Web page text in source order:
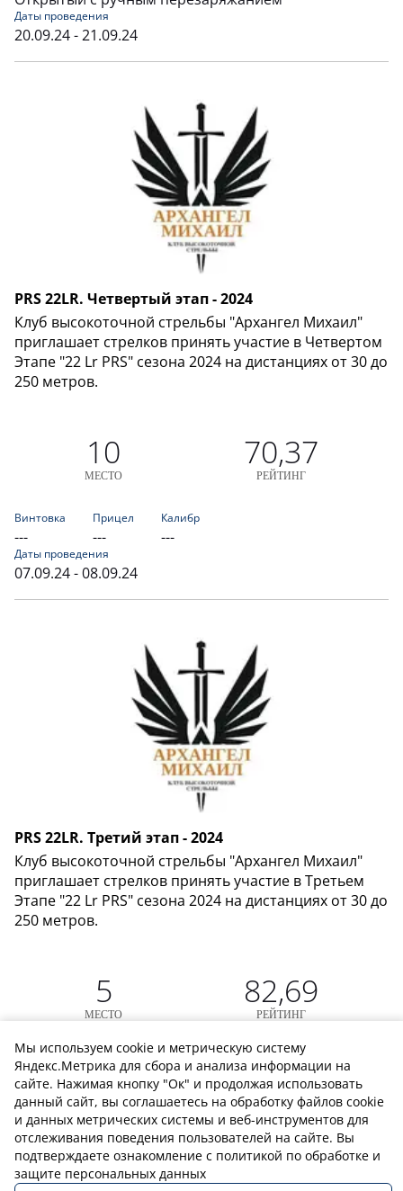
Даты проведения
20.09.24 - 21.09.24
PRS 22LR. Четвертый этап - 2024
Клуб высокоточной стрельбы "Архангел Михаил"
приглашает стрелков принять участие в Четвертом
Этапе "22 Lr PRS" сезона 2024 на дистанциях от 30 до
250 метров.
10
МЕСТО
70,37
РЕЙТИНГ
Винтовка
---
Прицел
---
Калибр
---
Даты проведения
07.09.24 - 08.09.24
PRS 22LR. Третий этап - 2024
Клуб высокоточной стрельбы "Архангел Михаил"
приглашает стрелков принять участие в Третьем
Этапе "22 Lr PRS" сезона 2024 на дистанциях от 30 до
250 метров.
5
МЕСТО
82,69
РЕЙТИНГ
Винтовка
---
Прицел
---
Калибр
---
Даты проведения
06.07.24 - 06.07.24
Мы используем cookie и метрическую систему
Яндекс.Метрика для сбора и анализа информации на
сайте. Нажимая кнопку "Ок" и продолжая использовать
данный сайт, вы соглашаетесь на обработку файлов cookie
и данных метрических системы и веб-инструментов для
отслеживания поведения пользователей на сайте. Вы
подтверждаете ознакомление с политикой по обработке и
защите персональных данных